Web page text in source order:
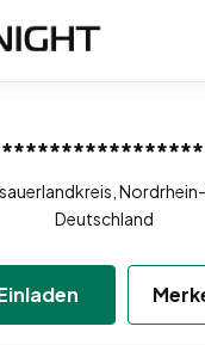
Deutschland